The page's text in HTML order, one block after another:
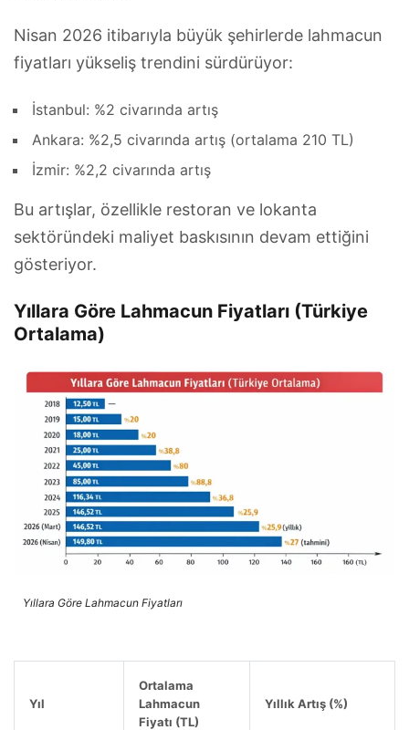
Nisan 2026 itibarıyla büyük şehirlerde lahmacun
fiyatları yükseliş trendini sürdürüyor:
İstanbul: %2 civarında artış
Ankara: %2,5 civarında artış (ortalama 210 TL)
İzmir: %2,2 civarında artış
Bu artışlar, özellikle restoran ve lokanta
sektöründeki maliyet baskısının devam ettiğini
gösteriyor.
Yıllara Göre Lahmacun Fiyatları (Türkiye
Ortalama)
Yıllara Göre Lahmacun Fiyatları
Yıl
Ortalama
Lahmacun
Fiyatı (TL)
Yıllık Artış (%)